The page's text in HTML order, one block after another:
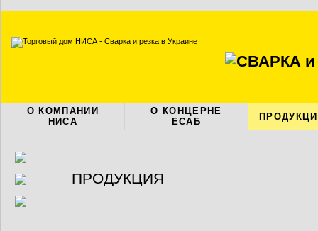
О КОМПАНИИ
НИСА
О КОНЦЕРНЕ
ЕСАБ
ПРОДУКЦИЯ